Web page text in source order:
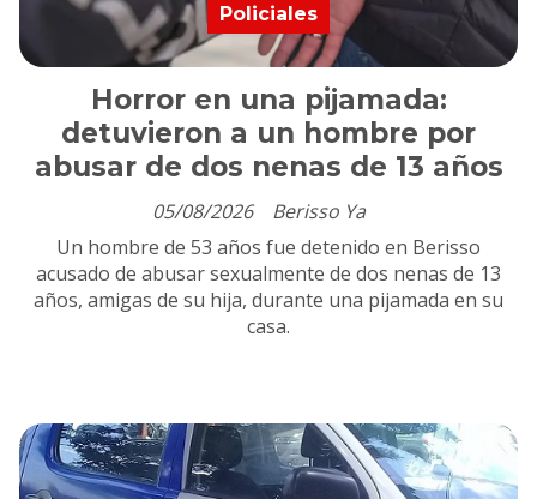
Horror en una pijamada:
detuvieron a un hombre por
abusar de dos nenas de 13 años
Berisso Ya
Policiales
05/08/2026
Un hombre de 53 años fue detenido en Berisso
acusado de abusar sexualmente de dos nenas de 13
años, amigas de su hija, durante una pijamada en su
casa.